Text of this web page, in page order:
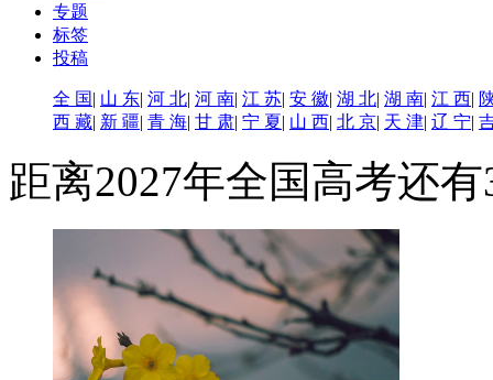
专题
标签
投稿
全 国| 山 东| 河 北| 河 南| 江 苏| 安 徽| 湖 北| 湖 南| 江 西|
西 藏| 新 疆| 青 海| 甘 肃| 宁 夏| 山 西| 北 京| 天 津| 辽 宁|
距离2027年全国高考还有